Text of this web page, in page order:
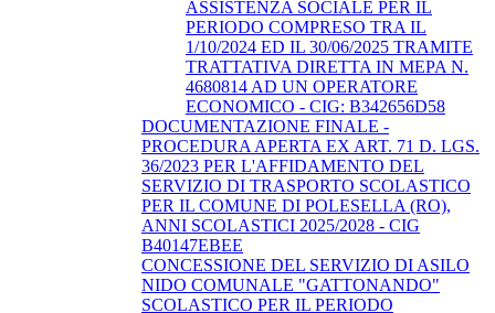
ASSISTENZA SOCIALE PER IL
PERIODO COMPRESO TRA IL
1/10/2024 ED IL 30/06/2025 TRAMITE
TRATTATIVA DIRETTA IN MEPA N.
4680814 AD UN OPERATORE
ECONOMICO - CIG: B342656D58
DOCUMENTAZIONE FINALE -
PROCEDURA APERTA EX ART. 71 D. LGS.
36/2023 PER L'AFFIDAMENTO DEL
SERVIZIO DI TRASPORTO SCOLASTICO
PER IL COMUNE DI POLESELLA (RO),
ANNI SCOLASTICI 2025/2028 - CIG
B40147EBEE
CONCESSIONE DEL SERVIZIO DI ASILO
NIDO COMUNALE "GATTONANDO"
SCOLASTICO PER IL PERIODO